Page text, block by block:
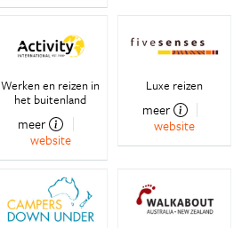
Werken en reizen in
het buitenland
meer
website
Luxe reizen
meer
website